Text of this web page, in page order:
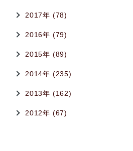
2017年 (78)
2016年 (79)
2015年 (89)
2014年 (235)
2013年 (162)
2012年 (67)